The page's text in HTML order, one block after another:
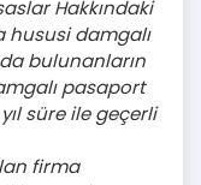
Hakkındaki
hususi damgalı
bulunanların
pasaport
süre ile geçerli
firma